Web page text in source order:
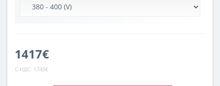
1417€
С НДС: 1743€